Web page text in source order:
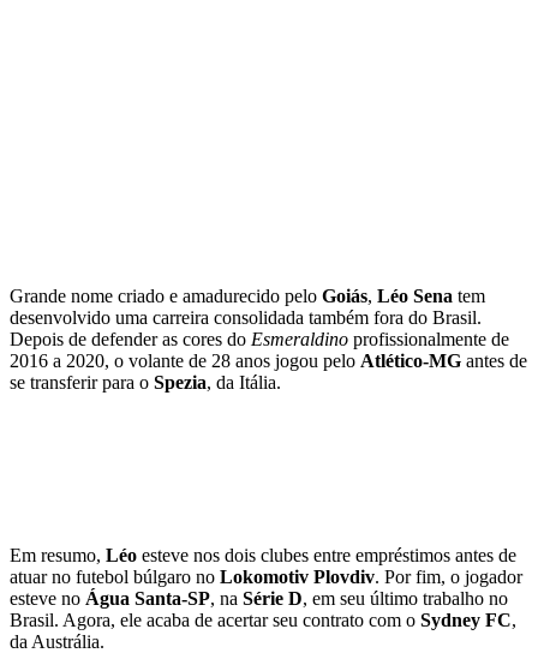
Grande nome criado e amadurecido pelo Goiás, Léo Sena tem
desenvolvido uma carreira consolidada também fora do Brasil.
Depois de defender as cores do Esmeraldino profissionalmente de
2016 a 2020, o volante de 28 anos jogou pelo Atlético-MG antes de
se transferir para o Spezia, da Itália.
Em resumo, Léo esteve nos dois clubes entre empréstimos antes de
atuar no futebol búlgaro no Lokomotiv Plovdiv. Por fim, o jogador
esteve no Água Santa-SP, na Série D, em seu último trabalho no
Brasil. Agora, ele acaba de acertar seu contrato com o Sydney FC,
da Austrália.